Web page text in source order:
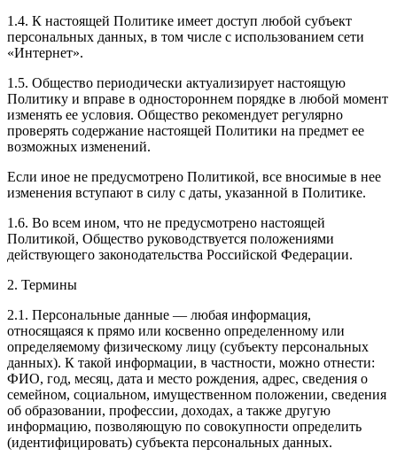
1.4. К настоящей Политике имеет доступ любой субъект
персональных данных, в том числе с использованием сети
«Интернет».
1.5. Общество периодически актуализирует настоящую
Политику и вправе в одностороннем порядке в любой момент
изменять ее условия. Общество рекомендует регулярно
проверять содержание настоящей Политики на предмет ее
возможных изменений.
Если иное не предусмотрено Политикой, все вносимые в нее
изменения вступают в силу с даты, указанной в Политике.
1.6. Во всем ином, что не предусмотрено настоящей
Политикой, Общество руководствуется положениями
действующего законодательства Российской Федерации.
2. Термины
2.1. Персональные данные — любая информация,
относящаяся к прямо или косвенно определенному или
определяемому физическому лицу (субъекту персональных
данных). К такой информации, в частности, можно отнести:
ФИО, год, месяц, дата и место рождения, адрес, сведения о
семейном, социальном, имущественном положении, сведения
об образовании, профессии, доходах, а также другую
информацию, позволяющую по совокупности определить
(идентифицировать) субъекта персональных данных.